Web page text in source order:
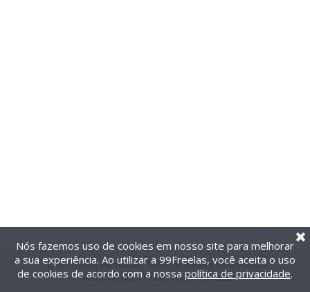
@2014-2026 99Freelas. Todos os direitos reservados.
Termos de uso| Política de privacidade
Nós fazemos uso de cookies em nosso site para melhorar
a sua experiência. Ao utilizar a 99Freelas, você aceita o uso
de cookies de acordo com a nossa política de privacidade.